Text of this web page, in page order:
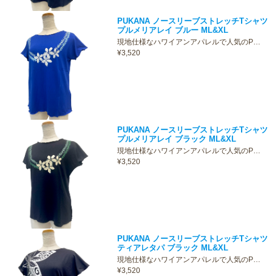
PUKANA ノースリーブストレッチTシャツ
プルメリアレイ ブルー ML&XL
現地仕様なハワイアンアパレルで人気のP…
¥3,520
PUKANA ノースリーブストレッチTシャツ
プルメリアレイ ブラック ML&XL
現地仕様なハワイアンアパレルで人気のP…
¥3,520
PUKANA ノースリーブストレッチTシャツ
ティアレタパ ブラック ML&XL
現地仕様なハワイアンアパレルで人気のP…
¥3,520